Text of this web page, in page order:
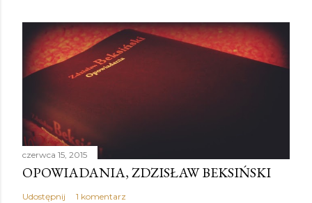
czerwca 15, 2015
OPOWIADANIA, ZDZISŁAW BEKSIŃSKI
Udostępnij 1 komentarz